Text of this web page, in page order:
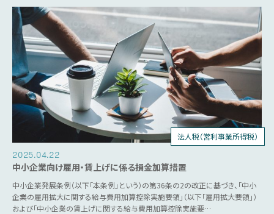
税制優遇
法人税（営利事業所得税）
2025.04.22
中小企業向け雇用・賃上げに係る損金加算措置
中小企業発展条例（以下「本条例」という）の第36条の2の改正に基づき、「中小
企業の雇用拡大に関する給与費用加算控除実施要領」（以下「雇用拡大要領」）
および「中小企業の賃上げに関する給与費用加算控除実施要…